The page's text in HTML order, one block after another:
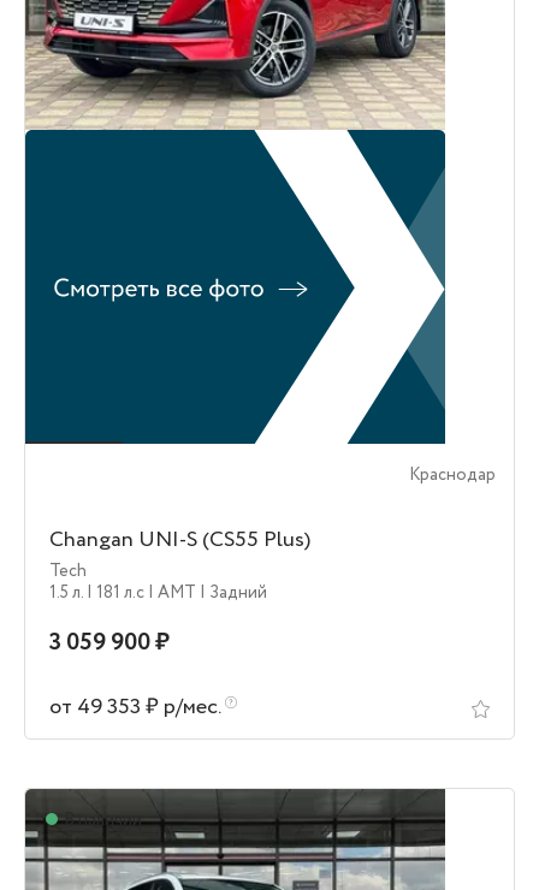
Краснодар
Changan UNI-S (CS55 Plus)
Tech
1.5 л. | 181 л.c | AMT | Задний
3 059 900 ₽
от 49 353 ₽ р/мес.
В наличии